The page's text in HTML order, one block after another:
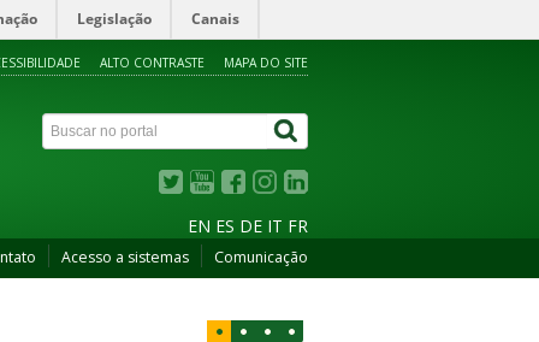
Legislação Canais
ALTO CONTRASTE MAPA DO SITE
EN ES DE IT FR
Acesso a sistemas Comunicação